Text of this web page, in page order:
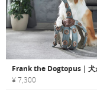
¥ 7,300